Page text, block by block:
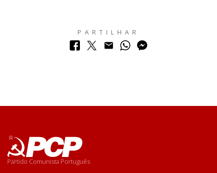
PARTILHAR
Partido Comunista Português